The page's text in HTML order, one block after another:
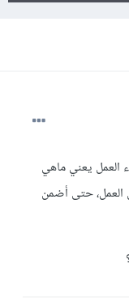
العمل يعني ماهي
حتى أضمن